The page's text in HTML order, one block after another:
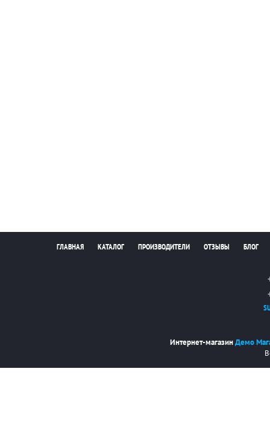
ГЛАВНАЯ КАТАЛОГ ПРОИЗВОДИТЕЛИ ОТЗЫВЫ БЛОГ
Интернет-магазинДемо